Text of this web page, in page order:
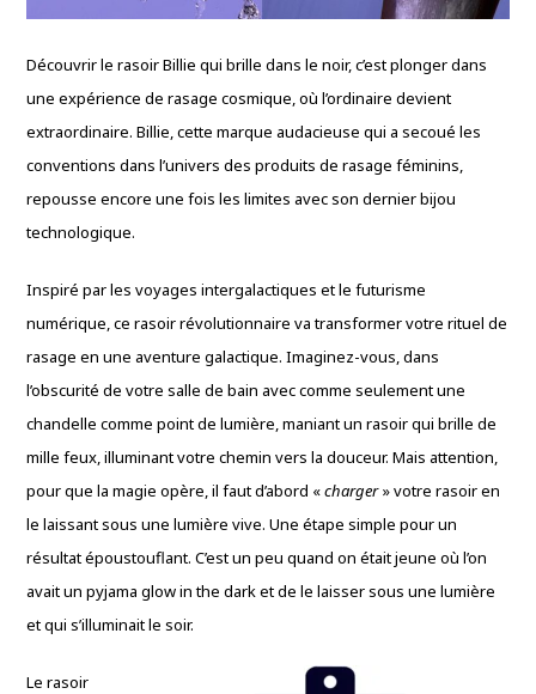
Découvrir le rasoir Billie qui brille dans le noir, c’est plonger dans
une expérience de rasage cosmique, où l’ordinaire devient
extraordinaire. Billie, cette marque audacieuse qui a secoué les
conventions dans l’univers des produits de rasage féminins,
repousse encore une fois les limites avec son dernier bijou
technologique.
Inspiré par les voyages intergalactiques et le futurisme
numérique, ce rasoir révolutionnaire va transformer votre rituel de
rasage en une aventure galactique. Imaginez-vous, dans
l’obscurité de votre salle de bain avec comme seulement une
chandelle comme point de lumière, maniant un rasoir qui brille de
mille feux, illuminant votre chemin vers la douceur. Mais attention,
pour que la magie opère, il faut d’abord «charger» votre rasoir en
le laissant sous une lumière vive. Une étape simple pour un
résultat époustouflant. C’est un peu quand on était jeune où l’on
avait un pyjama glow in the dark et de le laisser sous une lumière
et qui s’illuminait le soir.
Le rasoir